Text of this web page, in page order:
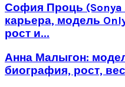
София Проць (Sonya
карьера, модель
рост и...
Анна Малыгон:
биография, рост,